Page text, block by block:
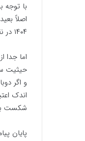
با توجه
اصلاً
۱۴۰۴ در نقش ناجی ظاهر و برای تصاحب صندلی ریاست قوه مجریه آماده گردد.
اما جدا
حیثیت
و اگر
اندک
شکست
پایان